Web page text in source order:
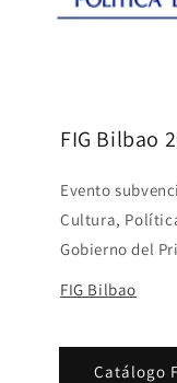
FIG Bilbao
Evento
Cultura,
Gobierno del
FIG Bilbao
Catálogo